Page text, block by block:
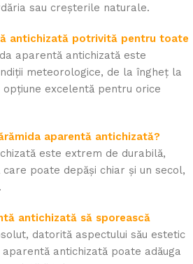
sau creșterile naturale.
antichizată potrivită pentru toate
aparentă antichizată este
meteorologice, de la îngheț la
excelentă pentru orice
aparentă antichizată?
este extrem de durabilă,
poate depăși chiar și un secol,
antichizată să sporească
datorită aspectului său estetic
antichizată poate adăuga